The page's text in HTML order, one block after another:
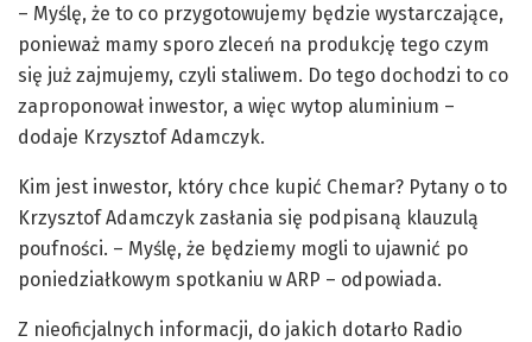
– Myślę, że to co przygotowujemy będzie wystarczające,
ponieważ mamy sporo zleceń na produkcję tego czym
się już zajmujemy, czyli staliwem. Do tego dochodzi to co
zaproponował inwestor, a więc wytop aluminium –
dodaje Krzysztof Adamczyk.
Kim jest inwestor, który chce kupić Chemar? Pytany o to
Krzysztof Adamczyk zasłania się podpisaną klauzulą
poufności. – Myślę, że będziemy mogli to ujawnić po
poniedziałkowym spotkaniu w ARP – odpowiada.
Z nieoficjalnych informacji, do jakich dotarło Radio